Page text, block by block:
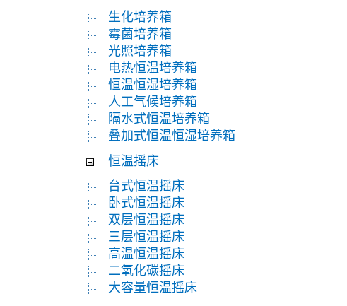
生化培养箱
霉菌培养箱
光照培养箱
电热恒温培养箱
恒温恒湿培养箱
人工气候培养箱
隔水式恒温培养箱
叠加式恒温恒湿培养箱
恒温摇床
台式恒温摇床
卧式恒温摇床
双层恒温摇床
三层恒温摇床
高温恒温摇床
二氧化碳摇床
大容量恒温摇床